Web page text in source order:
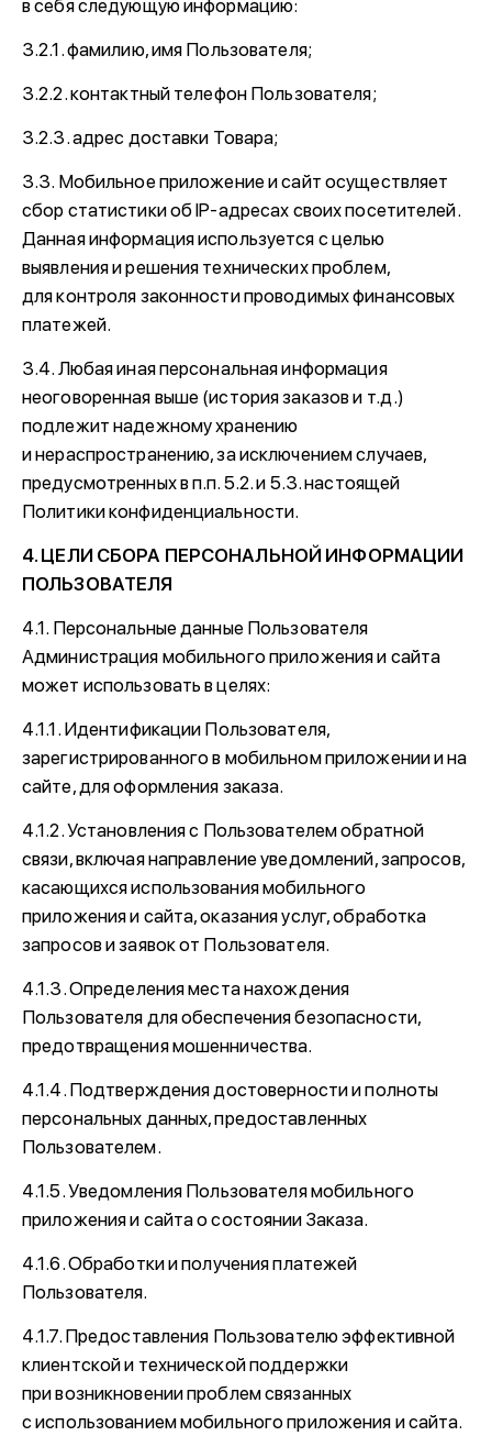
в себя следующую информацию:
3.2.1. фамилию, имя Пользователя;
3.2.2. контактный телефон Пользователя;
3.2.3. адрес доставки Товара;
3.3. Мобильное приложение и сайт осуществляет
сбор статистики об IP-адресах своих посетителей.
Данная информация используется с целью
выявления и решения технических проблем,
для контроля законности проводимых финансовых
платежей.
3.4. Любая иная персональная информация
неоговоренная выше (история заказов и т.д.)
подлежит надежному хранению
и нераспространению, за исключением случаев,
предусмотренных в п.п. 5.2. и 5.3. настоящей
Политики конфиденциальности.
4. ЦЕЛИ СБОРА ПЕРСОНАЛЬНОЙ ИНФОРМАЦИИ
ПОЛЬЗОВАТЕЛЯ
4.1. Персональные данные Пользователя
Администрация мобильного приложения и сайта
может использовать в целях:
4.1.1. Идентификации Пользователя,
зарегистрированного в мобильном приложении и на
сайте, для оформления заказа.
4.1.2. Установления с Пользователем обратной
связи, включая направление уведомлений, запросов,
касающихся использования мобильного
приложения и сайта, оказания услуг, обработка
запросов и заявок от Пользователя.
4.1.3. Определения места нахождения
Пользователя для обеспечения безопасности,
предотвращения мошенничества.
4.1.4. Подтверждения достоверности и полноты
персональных данных, предоставленных
Пользователем.
4.1.5. Уведомления Пользователя мобильного
приложения и сайта о состоянии Заказа.
4.1.6. Обработки и получения платежей
Пользователя.
4.1.7. Предоставления Пользователю эффективной
клиентской и технической поддержки
при возникновении проблем связанных
с использованием мобильного приложения и сайта.